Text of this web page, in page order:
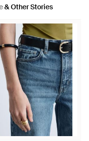
- Bleu
& Other Stories